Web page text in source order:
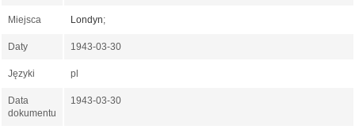
Miejsca Londyn;
Daty 1943-03-30
Języki pl
Data
dokumentu
1943-03-30